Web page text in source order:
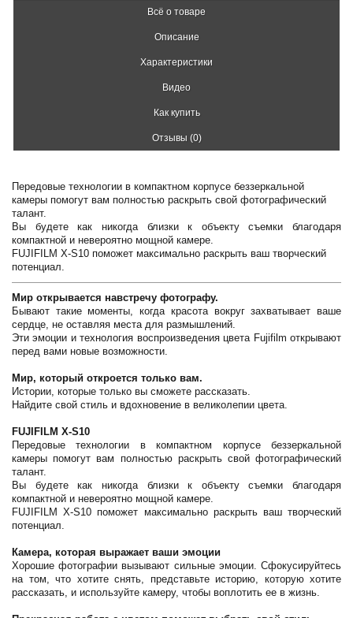
Всё о товаре
Описание
Характеристики
Видео
Как купить
Отзывы (0)
Передовые технологии в компактном корпусе беззеркальной
камеры помогут вам полностью раскрыть свой фотографический
талант.
Вы будете как никогда близки к объекту съемки благодаря
компактной и невероятно мощной камере.
FUJIFILM X-S10 поможет максимально раскрыть ваш творческий
потенциал.
Мир открывается навстречу фотографу.
Бывают такие моменты, когда красота вокруг захватывает ваше
сердце, не оставляя места для размышлений.
Эти эмоции и технология воспроизведения цвета Fujifilm открывают
перед вами новые возможности.
Мир, который откроется только вам.
Истории, которые только вы сможете рассказать.
Найдите свой стиль и вдохновение в великолепии цвета.
FUJIFILM X-S10
Передовые технологии в компактном корпусе беззеркальной
камеры помогут вам полностью раскрыть свой фотографический
талант.
Вы будете как никогда близки к объекту съемки благодаря
компактной и невероятно мощной камере.
FUJIFILM X-S10 поможет максимально раскрыть ваш творческий
потенциал.
Камера, которая выражает ваши эмоции
Хорошие фотографии вызывают сильные эмоции. Сфокусируйтесь
на том, что хотите снять, представьте историю, которую хотите
рассказать, и используйте камеру, чтобы воплотить ее в жизнь.